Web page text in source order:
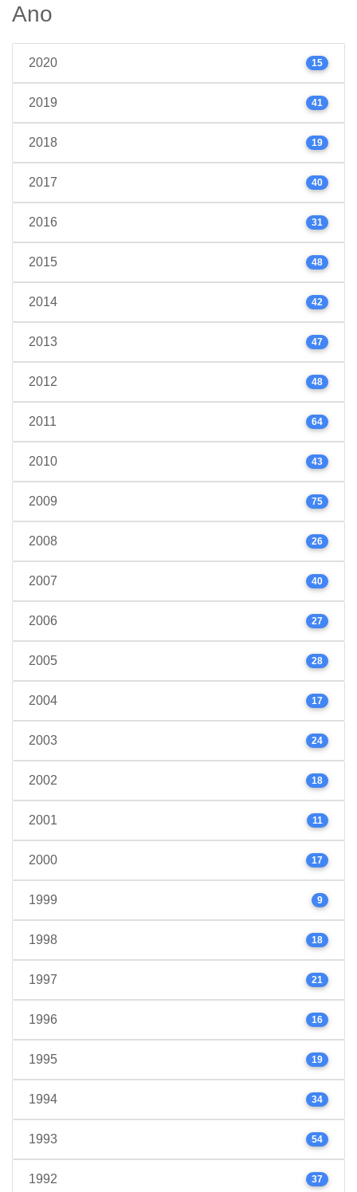
Ano
2020 15
2019 41
2018 19
2017 40
2016 31
2015 48
2014 42
2013 47
2012 48
2011 64
2010 43
2009 75
2008 26
2007 40
2006 27
2005 28
2004 17
2003 24
2002 18
2001 11
2000 17
1999 9
1998 18
1997 21
1996 16
1995 19
1994 34
1993 54
1992 37